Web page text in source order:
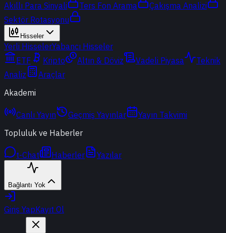
Akıllı Para Sinyali
Ters Fon Arama
Çakışma Analizi
Sektör Rotasyonu
Hisseler
Yerli HisselerYabancı Hisseler
ETF
Kripto Altın & Döviz Vadeli Piyasa
Teknik
Analiz
Araçlar
Akademi
Canlı Yayın Geçmiş Yayınlar
Yayın Takvimi
Topluluk ve Haberler
t-Chat Haberler Yazılar
Bağlantı Yok
Giriş YapKayıt Ol